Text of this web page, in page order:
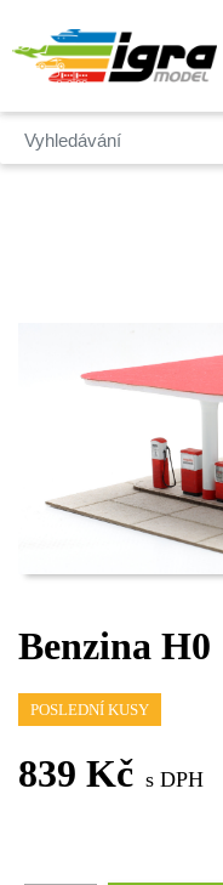
Benzina H0
POSLEDNÍ KUSY
839 Kč s DPH